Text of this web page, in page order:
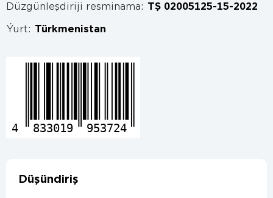
Düzgünleşdiriji resminama: TŞ 02005125-15-2022
Ýurt: Türkmenistan
4 833019 953724
Düşündiriş